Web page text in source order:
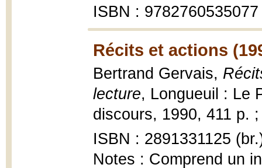
ISBN : 9782760535077
Récits et actions
Bertrand Gervais,
lecture, Longueuil : Le
discours, 1990, 411 p.
ISBN : 2891331125
Notes : Comprend un